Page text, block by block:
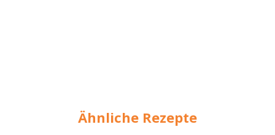
Ähnliche Rezepte